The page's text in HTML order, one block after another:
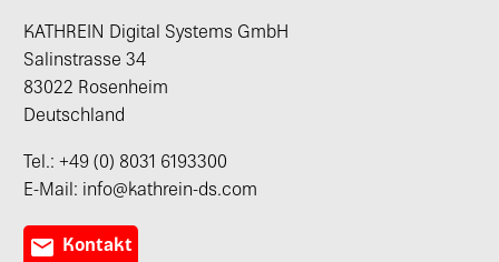
KATHREIN Digital Systems GmbH
Salinstrasse 34
83022 Rosenheim
Deutschland
Tel.: +49 (0) 8031 6193300
E-Mail: info@kathrein-ds.com
 Kontakt